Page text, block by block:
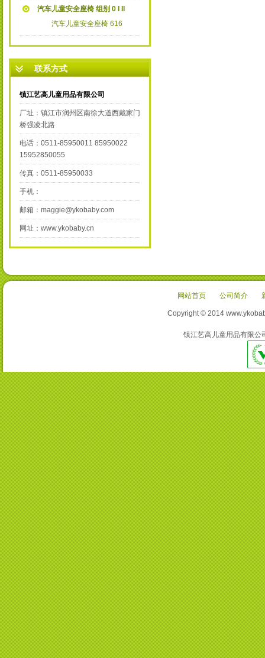
汽车儿童安全座椅 组别 0 I II
汽车儿童安全座椅 616
联系方式
镇江艺高儿童用品有限公司
厂址：镇江市润州区南徐大道西戴家门
桥强凌北路
电话：0511-85950011 85950022
15952850055
传真：0511-85950033
手机：
邮箱：maggie@ykobaby.com
网址：www.ykobaby.cn
网站首页 公司简介
Copyright © 2014
镇江艺高儿童用品有限公